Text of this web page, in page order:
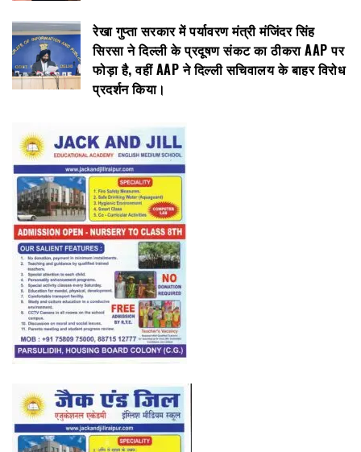
रेखा गुप्ता सरकार में पर्यावरण मंत्री मंजिंदर सिंह
सिरसा ने दिल्ली के प्रदूषण संकट का ठीकरा AAP पर
फोड़ा है, वहीं AAP ने दिल्ली सचिवालय के बाहर विरोध
प्रदर्शन किया।